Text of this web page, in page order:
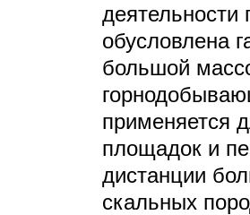
деятельности
обусловлена
большой
применяется
площадок и
дистанции
скальных